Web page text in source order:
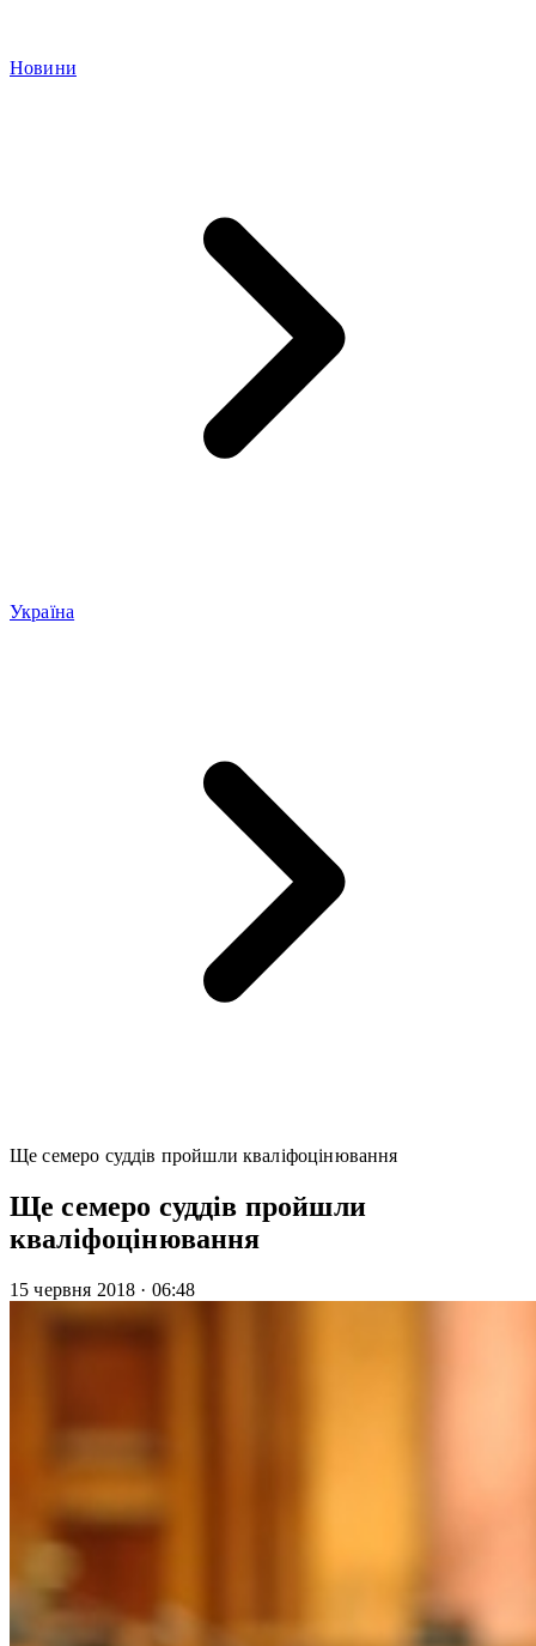
Новини
Україна
Ще семеро суддів пройшли кваліфоцінювання
Ще семеро суддів пройшли
кваліфоцінювання
15 червня 2018 · 06:48